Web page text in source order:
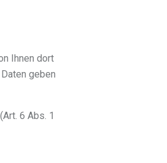
Ihnen dort
geben
6 Abs. 1